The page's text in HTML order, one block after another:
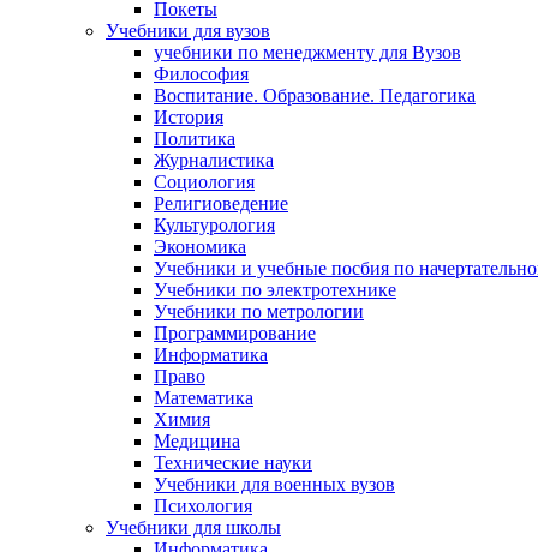
Покеты
Учебники для вузов
учебники по менеджменту для Вузов
Философия
Воспитание. Образование. Педагогика
История
Политика
Журналистика
Социология
Религиоведение
Культурология
Экономика
Учебники и учебные посбия по
Учебники по электротехнике
Учебники по метрологии
Программирование
Информатика
Право
Математика
Химия
Медицина
Технические науки
Учебники для военных вузов
Психология
Учебники для школы